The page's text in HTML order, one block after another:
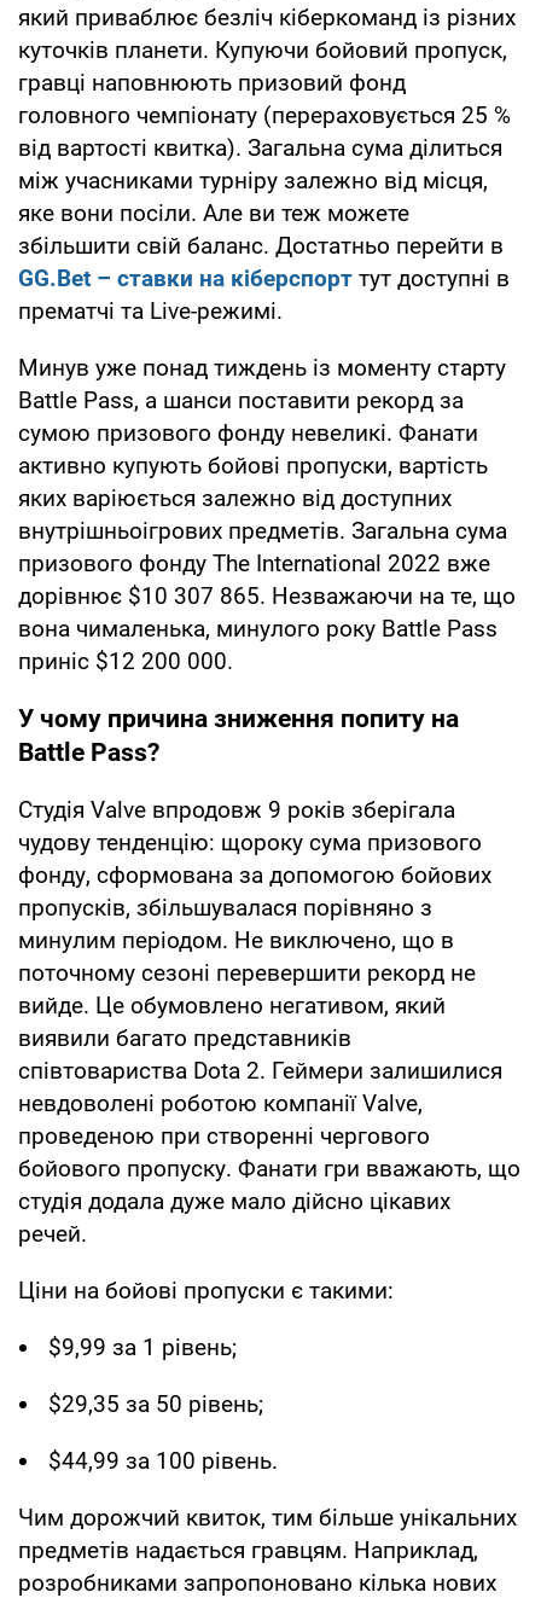
який приваблює безліч кіберкоманд із різних
куточків планети. Купуючи бойовий пропуск,
гравці наповнюють призовий фонд
головного чемпіонату (перераховується 25 %
від вартості квитка). Загальна сума ділиться
між учасниками турніру залежно від місця,
яке вони посіли. Але ви теж можете
збільшити свій баланс. Достатньо перейти в
GG.Bet – ставки на кіберспорт тут доступні в
прематчі та Live-режимі.
Минув уже понад тиждень із моменту старту
Battle Pass, а шанси поставити рекорд за
сумою призового фонду невеликі. Фанати
активно купують бойові пропуски, вартість
яких варіюється залежно від доступних
внутрішньоігрових предметів. Загальна сума
призового фонду The International 2022 вже
дорівнює $10 307 865. Незважаючи на те, що
вона чималенька, минулого року Battle Pass
приніс $12 200 000.
У чому причина зниження попиту на
Battle Pass?
Студія Valve впродовж 9 років зберігала
чудову тенденцію: щороку сума призового
фонду, сформована за допомогою бойових
пропусків, збільшувалася порівняно з
минулим періодом. Не виключено, що в
поточному сезоні перевершити рекорд не
вийде. Це обумовлено негативом, який
виявили багато представників
співтовариства Dota 2. Геймери залишилися
невдоволені роботою компанії Valve,
проведеною при створенні чергового
бойового пропуску. Фанати гри вважають, що
студія додала дуже мало дійсно цікавих
речей.
Ціни на бойові пропуски є такими:
$9,99 за 1 рівень;
$29,35 за 50 рівень;
$44,99 за 100 рівень.
Чим дорожчий квиток, тим більше унікальних
предметів надається гравцям. Наприклад,
розробниками запропоновано кілька нових